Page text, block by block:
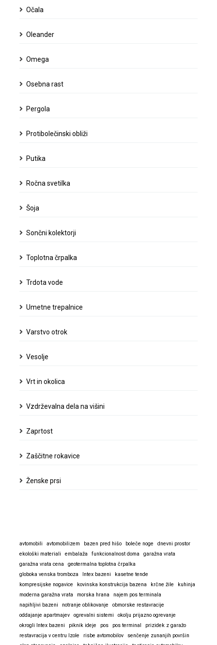
Očala
Oleander
Omega
Osebna rast
Pergola
Protibolečinski obliži
Putika
Ročna svetilka
Šoja
Sončni kolektorji
Toplotna črpalka
Trdota vode
Umetne trepalnice
Varstvo otrok
Vesolje
Vrt in okolica
Vzdrževalna dela na višini
Zaprtost
Zaščitne rokavice
Ženske prsi
avtomobili avtomobilizem bazen pred hišo boleče noge
dnevni prostor
ekološki materiali
embalaža funkcionalnost doma
garažna vrata
garažna vrata cena
geotermalna toplotna črpalka
globoka venska tromboza
Intex bazeni
kasetne tende
kompresijske nogavice
kovinska konstrukcija bazena krčne žile
kuhinja
moderna garažna vrata
morska hrana
najem pos terminala
napihljivi bazeni
notranje oblikovanje
obmorske restavracije
oddajanje apartmajev
ogrevalni sistemi
okolju prijazno ogrevanje
okrogli Intex bazeni
piknik ideje pos pos terminal
prizidek z garažo
restavracija v centru Izole
risbe avtomobilov
senčenje zunanjih površin